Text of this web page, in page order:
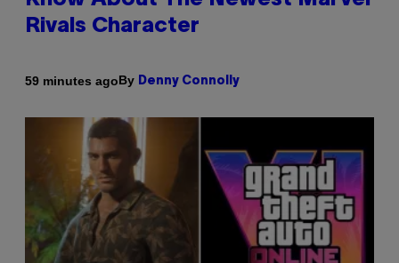
Rivals Character
59 minutes agoBy Denny Connolly